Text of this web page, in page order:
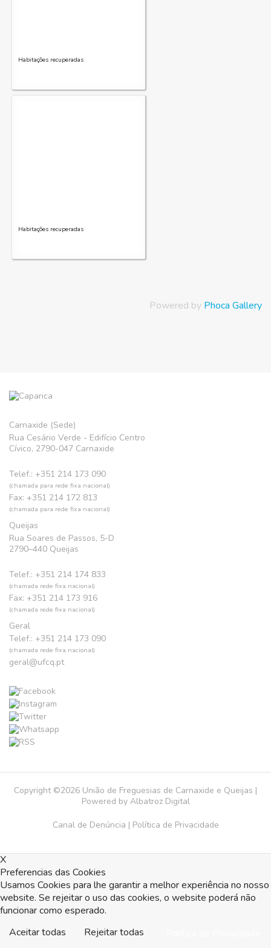
Habitações recuperadas
Habitações recuperadas
Powered by Phoca Gallery
Carnaxide (Sede)
Rua Cesário Verde - Edifício Centro
Cívico, 2790-047 Carnaxide
Telef.: +351 214 173 090
(chamada para rede fixa nacional)
Fax: +351 214 172 813
(chamada para rede fixa nacional)
Queijas
Rua Soares de Passos, 5-D
2790–440 Queijas
Telef.: +351 214 174 833
(chamada rede fixa nacional)
Fax: +351 214 173 916
(chamada rede fixa nacional)
Geral
Telef.: +351 214 173 090
(chamada rede fixa nacional)
geral@ufcq.pt
Copyright ©2026 União de Freguesias de Carnaxide e Queijas |
Powered by Albatroz Digital
Canal de Denúncia | Política de Privacidade
X
Preferencias das Cookies
Usamos Cookies para lhe garantir a melhor experiência no nosso
website. Se rejeitar o uso das cookies, o website poderá não
funcionar como esperado.
Aceitar todas
Rejeitar todas